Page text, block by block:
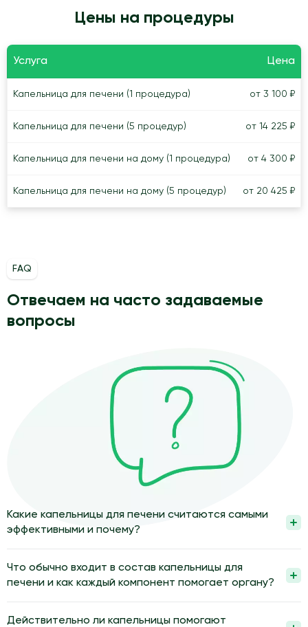
Цены на процедуры
Услуга Цена
Капельница для печени (1 процедура) от 3 100 ₽
Капельница для печени (5 процедур) от 14 225 ₽
Капельница для печени на дому (1 процедура) от 4 300 ₽
Капельница для печени на дому (5 процедур) от 20 425 ₽
FAQ
Отвечаем на часто задаваемые
вопросы
Какие капельницы для печени считаются самыми
эффективными и почему?
которых врач подбирает по результатам обследования
печени и общего состояния. В них обычно сочетают
Что обычно входит в состав капельницы для
печени и как каждый компонент помогает органу?
который восстанавливает водно-солевой баланс и улучшает
Действительно ли капельницы помогают